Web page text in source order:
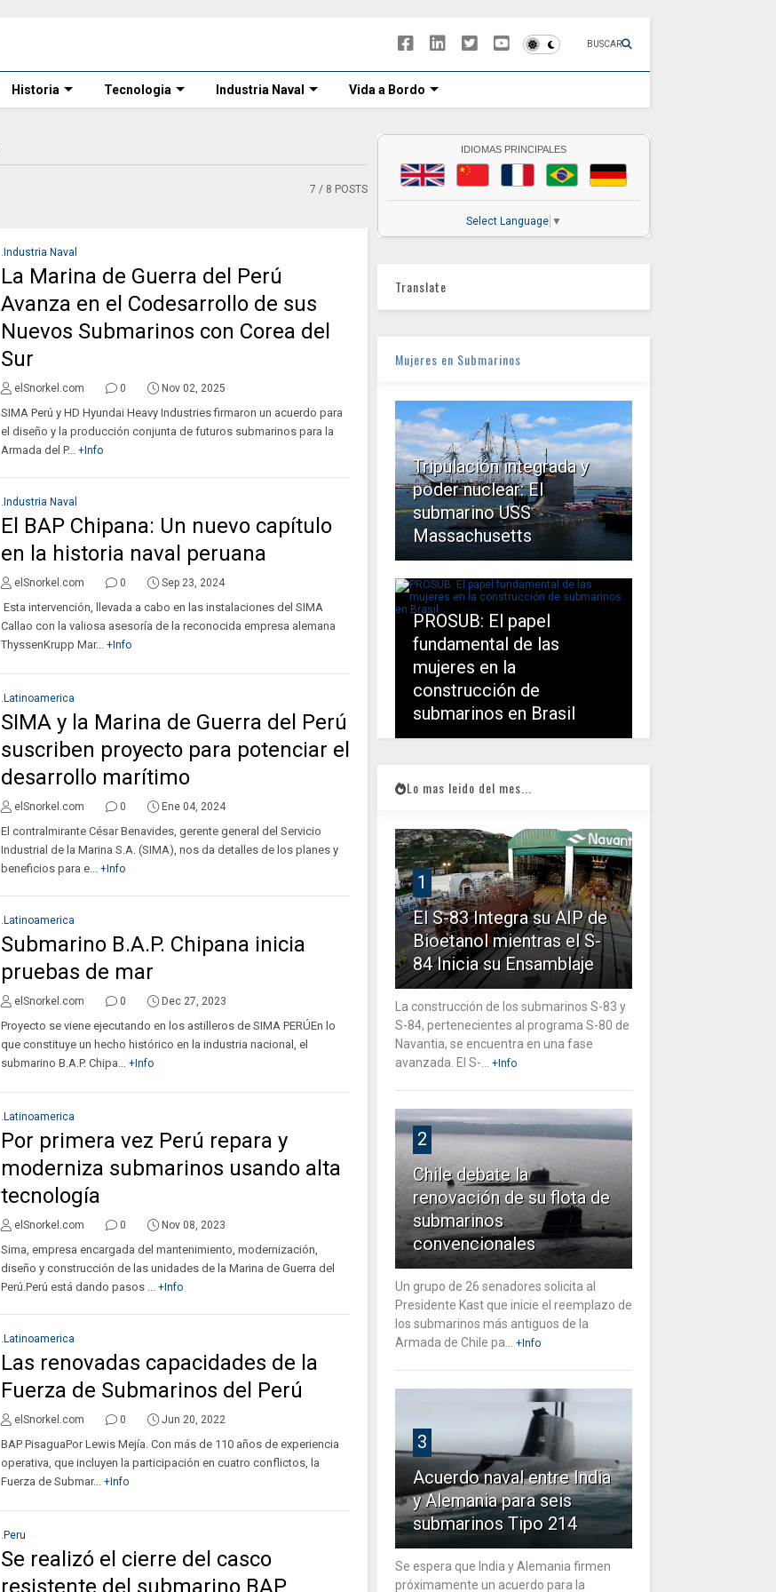
BUSCAR
Historia Tecnologia Industria Naval Vida a Bordo
7 / 8 POSTS
.Industria Naval
La Marina de Guerra del Perú
Avanza en el Codesarrollo de sus
Nuevos Submarinos con Corea del
Sur
elSnorkel.com 0 Nov 02, 2025
SIMA Perú y HD Hyundai Heavy Industries firmaron un acuerdo para
el diseño y la producción conjunta de futuros submarinos para la
Armada del P... +Info
.Industria Naval
El BAP Chipana: Un nuevo capítulo
en la historia naval peruana
elSnorkel.com 0 Sep 23, 2024
Esta intervención, llevada a cabo en las instalaciones del SIMA
Callao con la valiosa asesoría de la reconocida empresa alemana
ThyssenKrupp Mar... +Info
.Latinoamerica
SIMA y la Marina de Guerra del Perú
suscriben proyecto para potenciar el
desarrollo marítimo
elSnorkel.com 0 Ene 04, 2024
El contralmirante César Benavides, gerente general del Servicio
Industrial de la Marina S.A. (SIMA), nos da detalles de los planes y
beneficios para e... +Info
.Latinoamerica
Submarino B.A.P. Chipana inicia
pruebas de mar
elSnorkel.com 0 Dec 27, 2023
Proyecto se viene ejecutando en los astilleros de SIMA PERÚEn lo
que constituye un hecho histórico en la industria nacional, el
submarino B.A.P. Chipa... +Info
.Latinoamerica
Por primera vez Perú repara y
moderniza submarinos usando alta
tecnología
elSnorkel.com 0 Nov 08, 2023
Sima, empresa encargada del mantenimiento, modernización,
diseño y construcción de las unidades de la Marina de Guerra del
Perú.Perú está dando pasos ... +Info
.Latinoamerica
Las renovadas capacidades de la
Fuerza de Submarinos del Perú
elSnorkel.com 0 Jun 20, 2022
BAP PisaguaPor Lewis Mejía. Con más de 110 años de experiencia
operativa, que incluyen la participación en cuatro conflictos, la
Fuerza de Submar... +Info
.Peru
Se realizó el cierre del casco
resistente del submarino BAP
IDIOMAS PRINCIPALES
Select Language ▼
Translate
Mujeres en Submarinos
Tripulación integrada y
poder nuclear: El
submarino USS
Massachusetts
PROSUB: El papel
fundamental de las
mujeres en la
construcción de
submarinos en Brasil
Lo mas leido del mes...
1
El S-83 Integra su AIP de
Bioetanol mientras el S-
84 Inicia su Ensamblaje
La construcción de los submarinos S-83 y
S-84, pertenecientes al programa S-80 de
Navantia, se encuentra en una fase
avanzada. El S-...
+Info
2
Chile debate la
renovación de su flota de
submarinos
convencionales
Un grupo de 26 senadores solicita al
Presidente Kast que inicie el reemplazo de
los submarinos más antiguos de la
Armada de Chile pa...
+Info
3
Acuerdo naval entre India
y Alemania para seis
submarinos Tipo 214
Se espera que India y Alemania firmen
próximamente un acuerdo para la